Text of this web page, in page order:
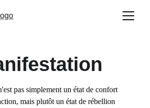
pas simplement un état de confort
mais plutôt un état de rébellion